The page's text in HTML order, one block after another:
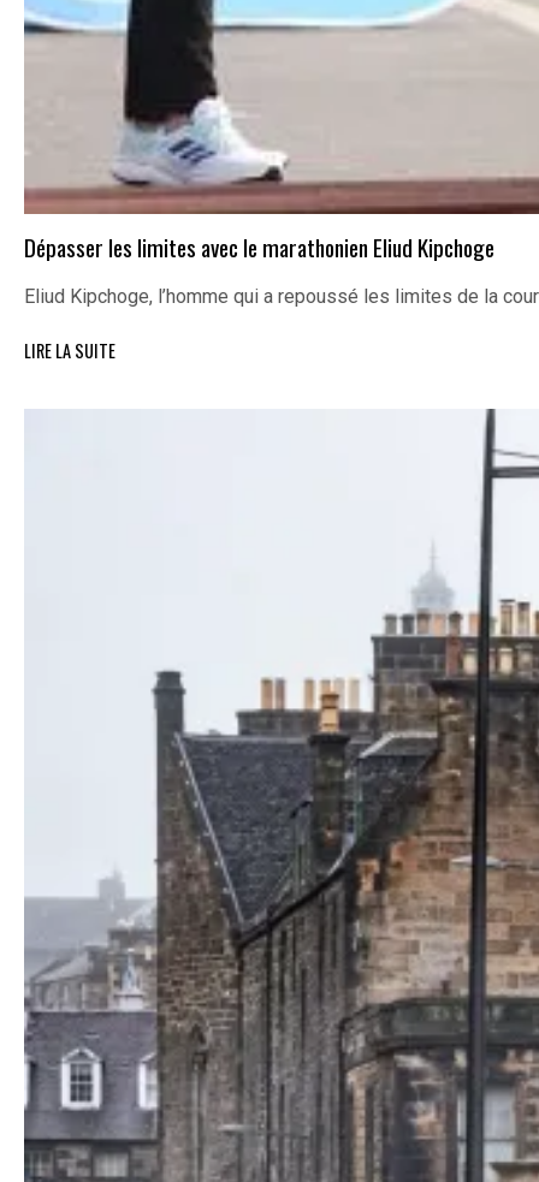
Dépasser les limites avec le marathonien Eliud Kipchoge
Eliud Kipchoge, l’homme qui a repoussé les limites de la
LIRE LA SUITE